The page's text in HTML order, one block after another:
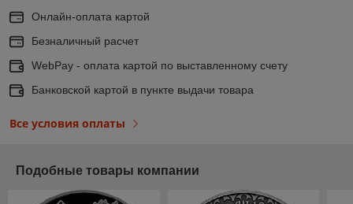
Онлайн-оплата картой
Безналичный расчет
WebPay - оплата картой по выставленному счету
Банковской картой в пункте выдачи товара
Все условия оплаты
Подобные товары компании